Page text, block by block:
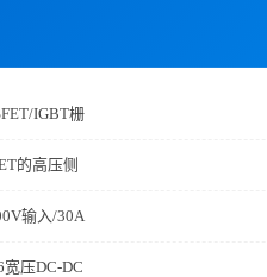
IGBT栅
的高压侧
输入/30A
宽压DC-DC